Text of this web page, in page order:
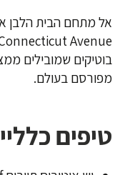
אל מתחם הבית הלבן
בוטיקים שמובילים
מפורסם בעולם.
טיפים